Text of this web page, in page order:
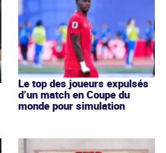
Le top des joueurs expulsés
d’un match en Coupe du
monde pour simulation